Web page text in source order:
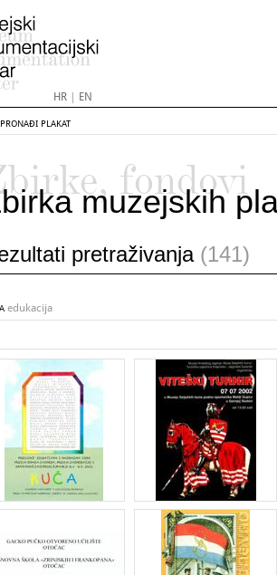
HR| EN
PRONAĐI PLAKAT
fondovi
muzejskih
pretraživanja (141)
edukacija